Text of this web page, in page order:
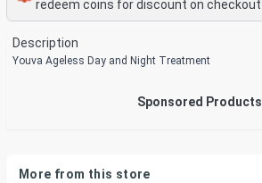
redeem coins for discount on checkout
Description
Youva Ageless Day and Night Treatment
Sponsored Products
More from this store